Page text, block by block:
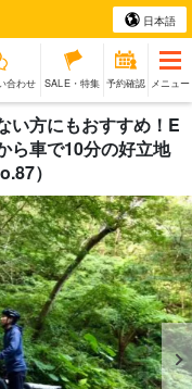
日本語
合わせ SALE・特集 予約確認 メニュー
い方にもおすすめ！E
ら車で10分の好立地
）